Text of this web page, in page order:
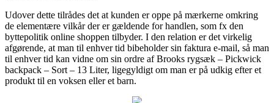
Udover dette tilrådes det at kunden er oppe på mærkerne omkring
de elementære vilkår der er gældende for handlen, som fx den
byttepolitik online shoppen tilbyder. I den relation er det virkelig
afgørende, at man til enhver tid bibeholder sin faktura e-mail, så man
til enhver tid kan vidne om sin ordre af Brooks rygsæk – Pickwick
backpack – Sort – 13 Liter, ligegyldigt om man er på udkig efter et
produkt til en voksen eller et barn.